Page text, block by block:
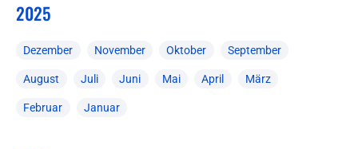
2025
Dezember November Oktober September
August Juli Juni Mai April März
Februar Januar